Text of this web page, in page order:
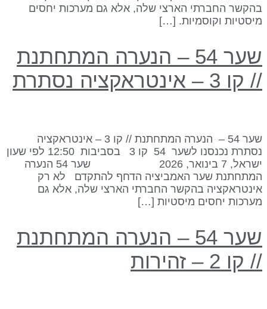
החברתי הארצי שלה, אלא גם מערכות יחסים
וקוסמיות. […]
שער 54 – הנערה המתחתנת
3 – אינטראקציה נסתרת
שער 54 – הנערה המתחתנת // קו 3 – אינטראקציה
נסתרת נכנסנו לשער 54 קו 3 בסביבות 12:50 לפי שעון
ישראל, 7 בינואר, 2026 שער 54 הנערה
שער האמביציה הדחף להתקדם לא רק
בהקשר החברתי הארצי שלה, אלא גם
יחסים מיסטיות […]
שער 54 – הנערה המתחתנת
2 – זהירות